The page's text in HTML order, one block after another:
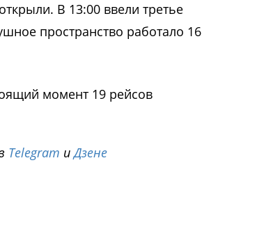
В 13:00 ввели третье
пространство работало 16
момент 19 рейсов
Telegram иДзене